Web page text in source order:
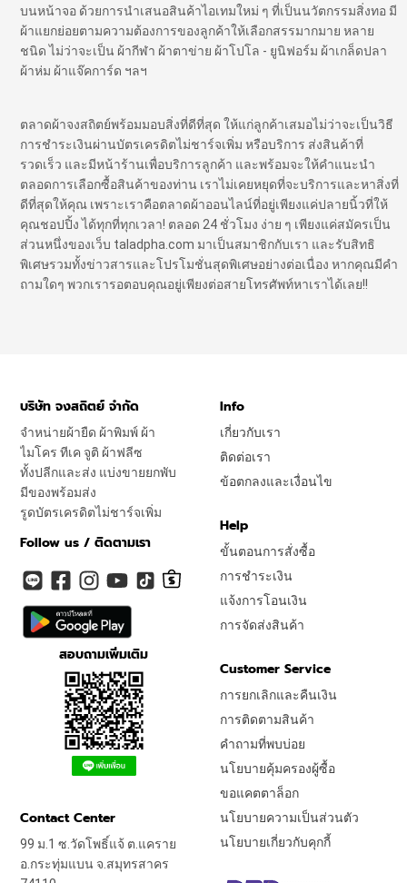
บนหน้าจอ ด้วยการนำเสนอสินค้าไอเทมใหม่ ๆ ที่เป็นนวัตกรรมสิ่งทอ มี
ผ้าแยกย่อยตามความต้องการของลูกค้าให้เลือกสรรมากมาย หลาย
ชนิด ไม่ว่าจะเป็น ผ้ากีฬา ผ้าตาข่าย ผ้าโปโล - ยูนิฟอร์ม ผ้าเกล็ดปลา
ผ้าห่ม ผ้าแจ๊คการ์ด ฯลฯ
ตลาดผ้าจงสถิตย์พร้อมมอบสิ่งที่ดีที่สุด ให้แก่ลูกค้าเสมอไม่ว่าจะเป็นวิธี
การชำระเงินผ่านบัตรเครดิตไม่ชาร์จเพิ่ม หรือบริการ ส่งสินค้าที่
รวดเร็ว และมีหน้าร้านเพื่อบริการลูกค้า และพร้อมจะให้คำแนะนำ
ตลอดการเลือกซื้อสินค้าของท่าน เราไม่เคยหยุดที่จะบริการและหาสิ่งที่
ดีที่สุดให้คุณ เพราะเราคือตลาดผ้าออนไลน์ที่อยู่เพียงแค่ปลายนิ้วที่ให้
คุณชอปปิ้ง ได้ทุกที่ทุกเวลา! ตลอด 24 ชั่วโมง ง่าย ๆ เพียงแค่สมัครเป็น
ส่วนหนึ่งของเว็บ taladpha.com มาเป็นสมาชิกกับเรา และรับสิทธิ
พิเศษรวมทั้งข่าวสารและโปรโมชั่นสุดพิเศษอย่างต่อเนื่อง หากคุณมีคำ
ถามใดๆ พวกเรารอตอบคุณอยู่เพียงต่อสายโทรศัพท์หาเราได้เลย!!
บริษัท จงสถิตย์ จำกัด
จำหน่ายผ้ายืด ผ้าพิมพ์ ผ้า
ไมโคร ทีเค จูติ ผ้าฟลีซ
ทั้งปลีกและส่ง แบ่งขายยกพับ
มีของพร้อมส่ง
รูดบัตรเครดิตไม่ชาร์จเพิ่ม
Follow us / ติดตามเรา
สอบถามเพิ่มเติม
Info
เกี่ยวกับเรา
ติดต่อเรา
ข้อตกลงและเงื่อนไข
Help
ขั้นตอนการสั่งซื้อ
การชำระเงิน
แจ้งการโอนเงิน
การจัดส่งสินค้า
Customer Service
การยกเลิกและคืนเงิน
การติดตามสินค้า
คำถามที่พบบ่อย
นโยบายคุ้มครองผู้ซื้อ
ขอแคตตาล็อก
นโยบายความเป็นส่วนตัว
นโยบายเกี่ยวกับคุกกี้
Contact Center
99 ม.1 ซ.วัดโพธิ์แจ้ ต.แคราย
อ.กระทุ่มแบน จ.สมุทรสาคร